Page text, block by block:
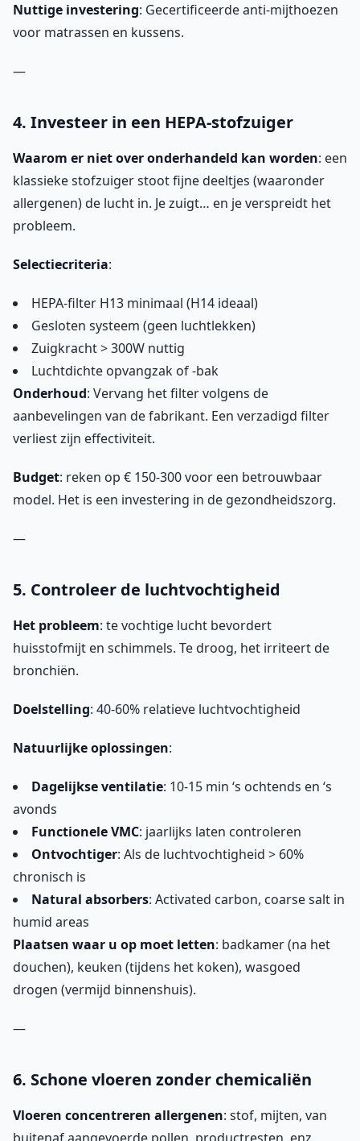
Nuttige investering: Gecertificeerde anti-mijthoezen
voor matrassen en kussens.
—
4. Investeer in een HEPA-stofzuiger
Waarom er niet over onderhandeld kan worden: een
klassieke stofzuiger stoot fijne deeltjes (waaronder
allergenen) de lucht in. Je zuigt… en je verspreidt het
probleem.
Selectiecriteria:
HEPA-filter H13 minimaal (H14 ideaal)
Gesloten systeem (geen luchtlekken)
Zuigkracht > 300W nuttig
Luchtdichte opvangzak of -bak
Onderhoud: Vervang het filter volgens de
aanbevelingen van de fabrikant. Een verzadigd filter
verliest zijn effectiviteit.
Budget: reken op € 150-300 voor een betrouwbaar
model. Het is een investering in de gezondheidszorg.
—
5. Controleer de luchtvochtigheid
Het probleem: te vochtige lucht bevordert
huisstofmijt en schimmels. Te droog, het irriteert de
bronchiën.
Doelstelling: 40-60% relatieve luchtvochtigheid
Natuurlijke oplossingen:
Dagelijkse ventilatie: 10-15 min ‘s ochtends en ‘s
avonds
Functionele VMC: jaarlijks laten controleren
Ontvochtiger: Als de luchtvochtigheid > 60%
chronisch is
Natural absorbers: Activated carbon, coarse salt in
humid areas
Plaatsen waar u op moet letten: badkamer (na het
douchen), keuken (tijdens het koken), wasgoed
drogen (vermijd binnenshuis).
—
6. Schone vloeren zonder chemicaliën
Vloeren concentreren allergenen: stof, mijten, van